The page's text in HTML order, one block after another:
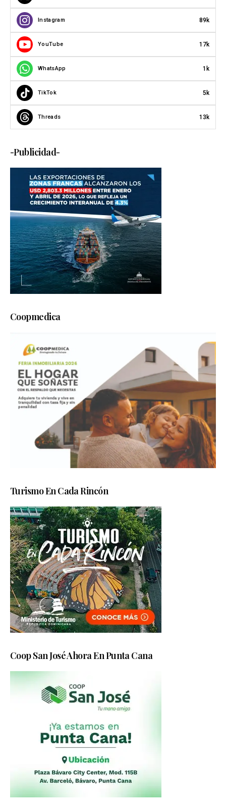
Instagram 89k
YouTube 17k
WhatsApp 1k
TikTok 5k
Threads 13k
-Publicidad-
Coopmedica
Turismo En Cada Rincón
Coop San José Ahora En Punta Cana